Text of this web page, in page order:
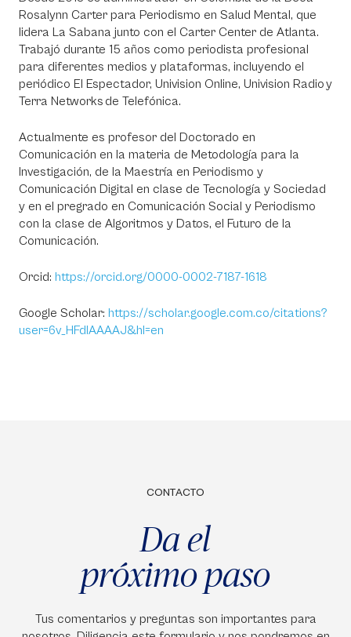
Rosalynn Carter para Periodismo en Salud Mental, que
lidera La Sabana junto con el Carter Center de Atlanta.
Trabajó durante 15 años como periodista profesional
para diferentes medios y plataformas, incluyendo el
periódico El Espectador, Univision Online, Univision Radio y
Terra Networks de Telefónica.
Actualmente es profesor del Doctorado en
Comunicación en la materia de Metodología para la
Investigación, de la Maestría en Periodismo y
Comunicación Digital en clase de Tecnología y Sociedad
y en el pregrado en Comunicación Social y Periodismo
con la clase de Algoritmos y Datos, el Futuro de la
Comunicación.
Orcid: https://orcid.org/0000-0002-7187-1618
Google Scholar: https://scholar.google.com.co/citations?
user=6v_HFdIAAAAJ&hl=en
CONTACTO
Da el
próximo paso
Tus comentarios y preguntas son importantes para